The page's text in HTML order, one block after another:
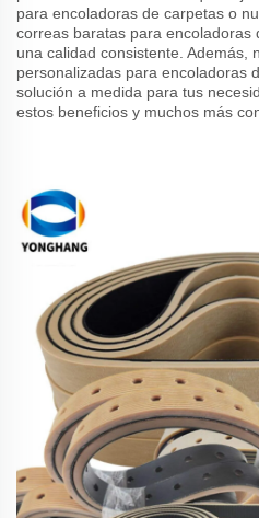
para encoladoras de carpetas o
correas baratas para encoladoras
una calidad consistente. Además,
personalizadas para encoladoras
solución a medida para tus
estos beneficios y muchos más